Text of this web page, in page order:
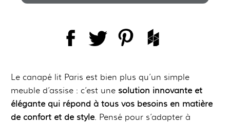
Le canapé lit Paris est bien plus qu’un simple
meuble d’assise : c’est une solution innovante et
élégante qui répond à tous vos besoins en matière
de confort et de style. Pensé pour s’adapter à